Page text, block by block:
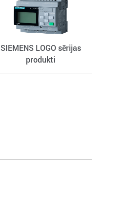
SIEMENS LOGO sērijas
produkti